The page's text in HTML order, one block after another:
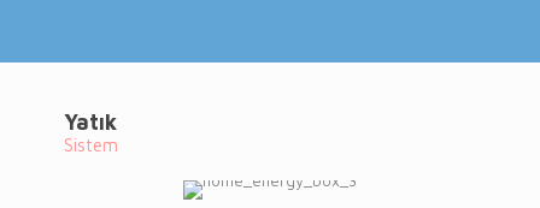
Yatık
Sistem